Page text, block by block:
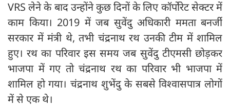
VRS लेने के बाद उन्होंने कुछ दिनों के लिए कॉर्पोरेट सेक्टर में
काम किया। 2019 में जब सुवेंदु अधिकारी ममता बनर्जी
सरकार में मंत्री थे, तभी चंद्रनाथ रथ उनकी टीम में शामिल
हुए। रथ का परिवार इस समय जब सुवेंदु टीएमसी छोड़कर
भाजपा में गए तो चंद्रनाथ रथ का परिवार भी भाजपा में
शामिल हो गया। चंद्रनाथ शुभेंदु के सबसे विश्‍वासपात्र लोगों
में से एक थे।